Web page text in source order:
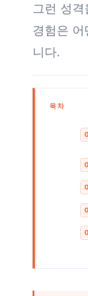
그런 성
경험은
니다.
목차